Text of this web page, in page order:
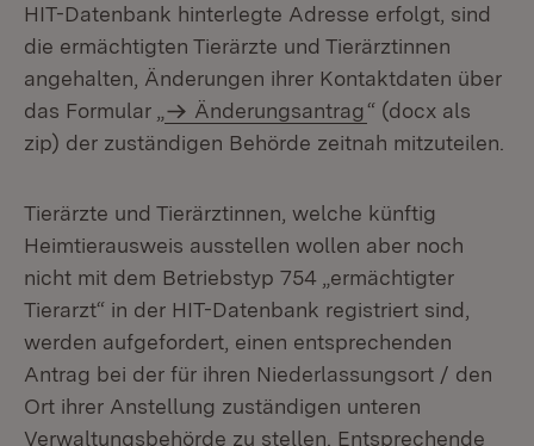
HIT-Datenbank hinterlegte Adresse erfolgt, sind
die ermächtigten Tierärzte und Tierärztinnen
angehalten, Änderungen ihrer Kontaktdaten über
das Formular „
Änderungsantrag“ (docx als
zip) der zuständigen Behörde zeitnah mitzuteilen.
Tierärzte und Tierärztinnen, welche künftig
Heimtierausweis ausstellen wollen aber noch
nicht mit dem Betriebstyp 754 „ermächtigter
Tierarzt“ in der HIT-Datenbank registriert sind,
werden aufgefordert, einen entsprechenden
Antrag bei der für ihren Niederlassungsort / den
Ort ihrer Anstellung zuständigen unteren
Verwaltungsbehörde zu stellen. Entsprechende